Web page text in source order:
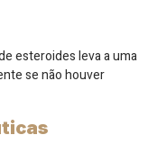
esteroides leva a uma
se não houver